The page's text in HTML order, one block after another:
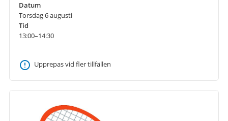
Datum
Torsdag 6 augusti
Tid
13:00–14:30
Upprepas vid fler tillfällen